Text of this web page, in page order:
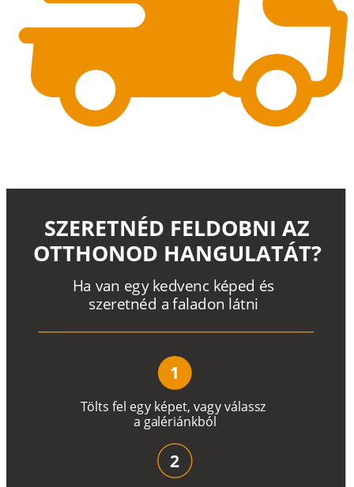
Tölts fel egy képet, vagyválassz
a galériánkból
Ha van egy kedvenc képed és
szeretnéd a faladon látni
SZERETNÉD FELDOBNI AZ
OTTHONOD HANGULATÁT?
1
2